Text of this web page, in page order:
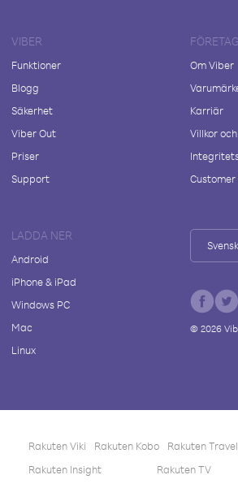
VIBER
Funktioner
Blogg
Säkerhet
Viber Out
Priser
Support
FÖRETAG
Om Viber
Karriär
Villkor
LADDA NER
Android
iPhone & iPad
Windows PC
Mac
Linux
© 2026
Rakuten Viki Rakuten Kobo Rakuten Travel
Rakuten Insight
Rakuten TV